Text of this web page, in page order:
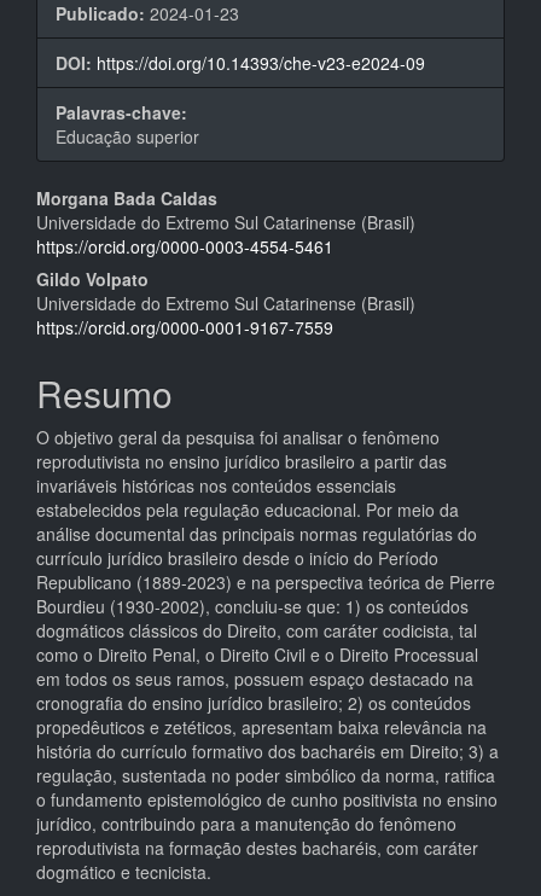
Publicado: 2024-01-23
DOI: https://doi.org/10.14393/che-v23-e2024-09
Palavras-chave:
Educação superior
Conteúdo
do
artigo
principal
Morgana Bada Caldas
Universidade do Extremo Sul Catarinense (Brasil)
https://orcid.org/0000-0003-4554-5461
Gildo Volpato
Universidade do Extremo Sul Catarinense (Brasil)
https://orcid.org/0000-0001-9167-7559
Resumo
O objetivo geral da pesquisa foi analisar o fenômeno
reprodutivista no ensino jurídico brasileiro a partir das
invariáveis históricas nos conteúdos essenciais
estabelecidos pela regulação educacional. Por meio da
análise documental das principais normas regulatórias do
currículo jurídico brasileiro desde o início do Período
Republicano (1889-2023) e na perspectiva teórica de Pierre
Bourdieu (1930-2002), concluiu-se que: 1) os conteúdos
dogmáticos clássicos do Direito, com caráter codicista, tal
como o Direito Penal, o Direito Civil e o Direito Processual
em todos os seus ramos, possuem espaço destacado na
cronografia do ensino jurídico brasileiro; 2) os conteúdos
propedêuticos e zetéticos, apresentam baixa relevância na
história do currículo formativo dos bacharéis em Direito; 3) a
regulação, sustentada no poder simbólico da norma, ratifica
o fundamento epistemológico de cunho positivista no ensino
jurídico, contribuindo para a manutenção do fenômeno
reprodutivista na formação destes bacharéis, com caráter
dogmático e tecnicista.